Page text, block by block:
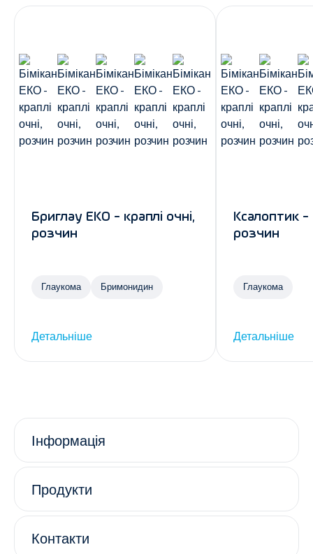
Бриглау ЕКО - краплі очні,
розчин
Глаукома Бримонидин
Детальніше
Ксалоптик -
розчин
Глаукома
Детальніше
Інформація
Продукти
Контакти